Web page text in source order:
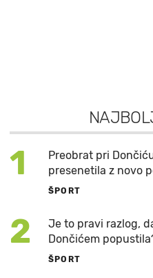
1
Preobrat pri
presenetila z novo
ŠPORT
2
Je to pravi razlog,
Dončićem
ŠPORT